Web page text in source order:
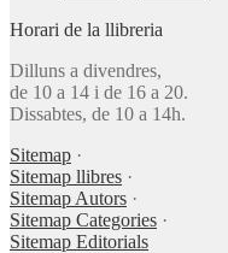
Horari de la llibreria
Dilluns a divendres,
de 10 a 14 i de 16 a 20.
Dissabtes, de 10 a 14h.
Sitemap ·
Sitemap llibres ·
Sitemap Autors ·
Sitemap Categories ·
Sitemap Editorials